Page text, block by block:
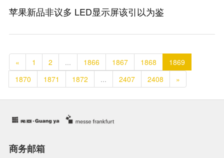
苹果新品非议多 LED显示屏该引以为鉴
« 1 2 ... 1866 1867 1868
1869
1870
1871 1872 ... 2407 2408 »
商务邮箱